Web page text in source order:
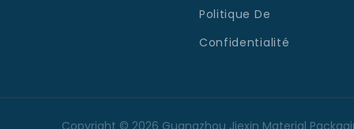
Politique De
Confidentialité
Copyright © 2026 Guangzhou Jiexin Material